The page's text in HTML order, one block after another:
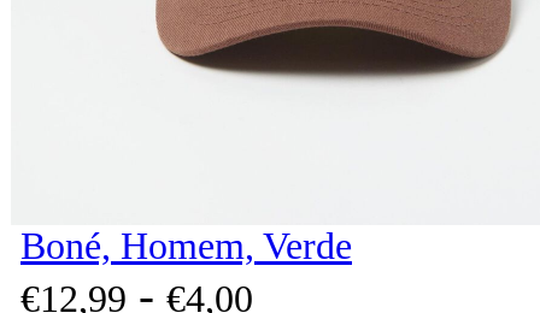
Boné, Homem, Verde
€12,99 - €4,00